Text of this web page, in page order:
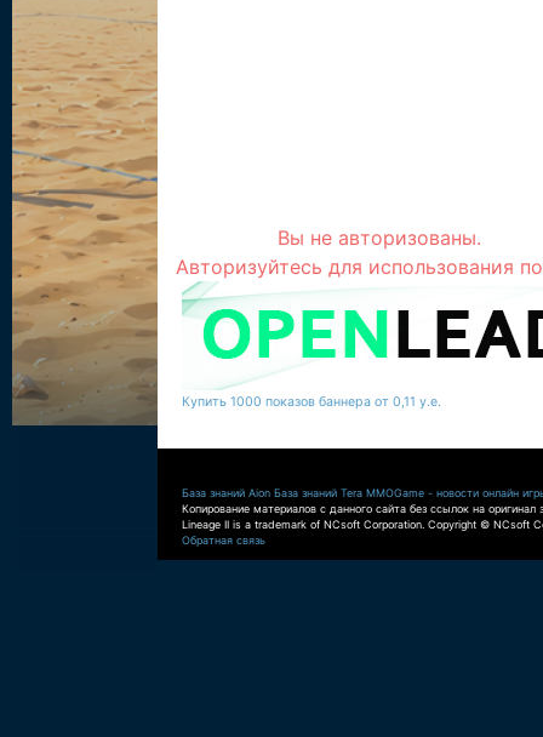
Вы не авторизованы.
Авторизуйтесь для использования
Купить 1000 показов баннера от 0,11 у.е.
База знаний Aion База знаний Tera MMOGame - новости онлайн
Копирование материалов с данного сайта без ссылок на оригинал
Lineage II is a trademark of NCsoft Corporation. Copyright © NCsoft
Обратная связь